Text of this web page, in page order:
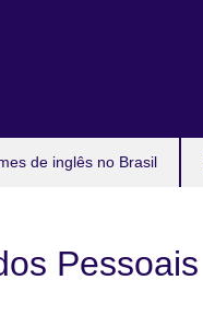
de inglês no Brasil
Pessoais